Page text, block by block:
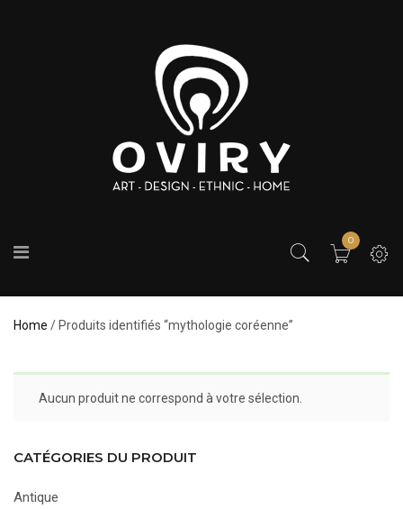
0
Home / Produits identifiés “mythologie coréenne”
Aucun produit ne correspond à votre sélection.
CATÉGORIES DU PRODUIT
Antique